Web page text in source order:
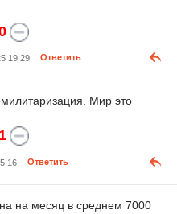
19:29 Ответить
Мир это
1
Ответить
на месяц в среднем 7000